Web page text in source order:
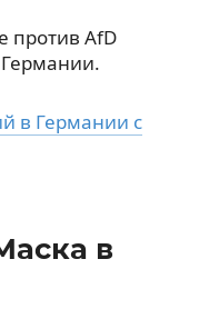
против AfD
Германии.
в Германии с
в